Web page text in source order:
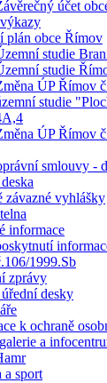
účet
plán obce Římov
studie
studie
ÚP Římov
studie
ÚP Římov
smlouvy -
závazné vyhlášky
informace
1999.Sb
zprávy
desky
k ochraně
a
a sport